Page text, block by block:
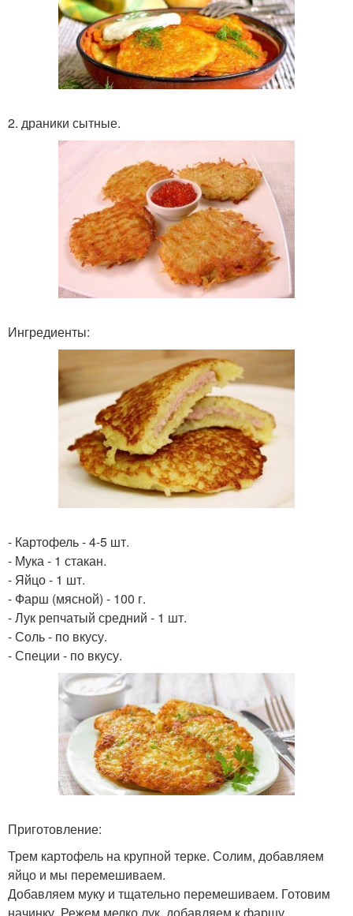
2. драники сытные.
Ингредиенты:
- Картофель - 4-5 шт.
- Мука - 1 стакан.
- Яйцо - 1 шт.
- Фарш (мясной) - 100 г.
- Лук репчатый средний - 1 шт.
- Соль - по вкусу.
- Специи - по вкусу.
Приготовление:
Трем картофель на крупной терке. Солим, добавляем
яйцо и мы перемешиваем.
Добавляем муку и тщательно перемешиваем. Готовим
начинку. Режем мелко лук, добавляем к фаршу.